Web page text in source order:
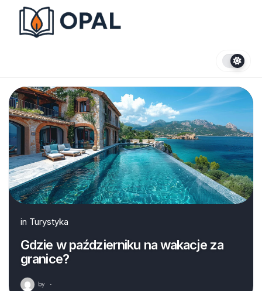
content
in Turystyka
Gdzie w październiku na wakacje za
granice?
by ·